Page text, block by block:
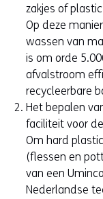
zakjes of
Op deze
wassen van
is om orde
afvalstroom
recycleerbare
Het bepalen
faciliteit voor
Om hard
(flessen en
van een
Nederlandse